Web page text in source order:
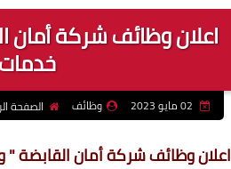
اعلان وظائف شركة
خدمات
وظائف الصفحة
اعلان وظائف شركة أمان القابضة